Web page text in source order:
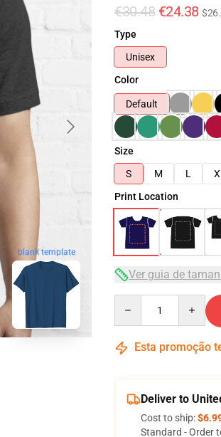
blank template
€30.48 €24.38
Type
Unisex
Color
Default
Size
S
M L
Print Location
Ver guia de
Esta promoção
Deliver to
Cost to ship:
Standard - Order